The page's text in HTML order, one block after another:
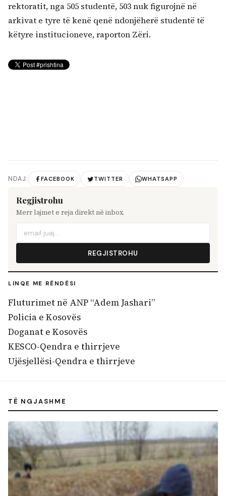
rektoratit, nga 505 studentë, 503 nuk figurojnë në
arkivat e tyre të kenë qenë ndonjëherë studentë të
këtyre institucioneve, raporton Zëri.
NDAJ: FACEBOOK TWITTER WHATSAPP
Regjistrohu
Merr lajmet e reja direkt në inbox.
REGJISTROHU
LINQE ME RËNDËSI
Fluturimet në ANP “Adem Jashari”
Policia e Kosovës
Doganat e Kosovës
KESCO-Qendra e thirrjeve
Ujësjellësi-Qendra e thirrjeve
TË NGJASHME